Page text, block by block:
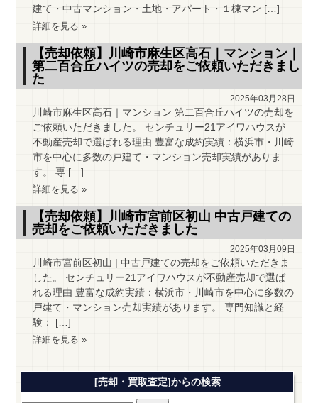
建て・中古マンション・土地・アパート・１棟マン […]
詳細を見る »
【売却依頼】川崎市麻生区高石｜マンション｜
第二百合丘ハイツの売却をご依頼いただきまし
た
2025年03月28日
川崎市麻生区高石｜マンション 第二百合丘ハイツの売却を
ご依頼いただきました。 センチュリー21アイワハウスが
不動産売却で選ばれる理由 豊富な成約実績：横浜市・川崎
市を中心に多数の戸建て・マンション売却実績がありま
す。 専 […]
詳細を見る »
【売却依頼】川崎市宮前区初山 中古戸建ての
売却をご依頼いただきました
2025年03月09日
川崎市宮前区初山 | 中古戸建ての売却をご依頼いただきま
した。 センチュリー21アイワハウスが不動産売却で選ば
れる理由 豊富な成約実績：横浜市・川崎市を中心に多数の
戸建て・マンション売却実績があります。 専門知識と経
験： […]
詳細を見る »
[売却・買取査定]からの検索